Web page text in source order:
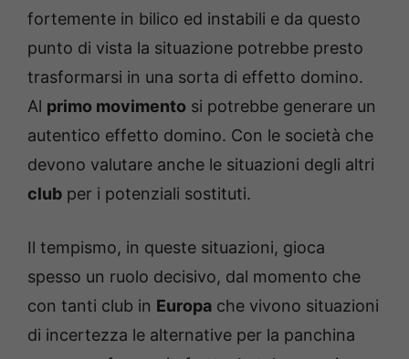
fortemente in bilico ed instabili e da questo
punto di vista la situazione potrebbe presto
trasformarsi in una sorta di effetto domino.
Al primo movimento si potrebbe generare un
autentico effetto domino. Con le società che
devono valutare anche le situazioni degli altri
club per i potenziali sostituti.
Il tempismo, in queste situazioni, gioca
spesso un ruolo decisivo, dal momento che
con tanti club in Europa che vivono situazioni
di incertezza le alternative per la panchina